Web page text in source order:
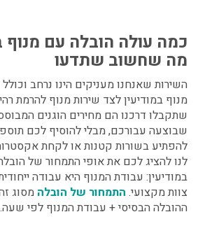
כמה עולה הובלה עם מנוף
מה שחשוב שתדעו
השירות שאנחנו מעניקים הינו נרחב וכולל
מנוף במודיעיןלצד שירות מנוף להרמת
שתקבלו דרכנו הם מחירים הוגנים
שבוצעה עבורכם, מבלי להוסיף לכם
להפתיע בשורות קטנות או לקחת
לנו להציג לכם את אופי התמחור של
במודיעין: עבודת המנוף היא עבודה
צוות מקצועי. התמחור של הובלה מסוג
ההובלה הבסיסי + עבודת המנוף לפי שעה.